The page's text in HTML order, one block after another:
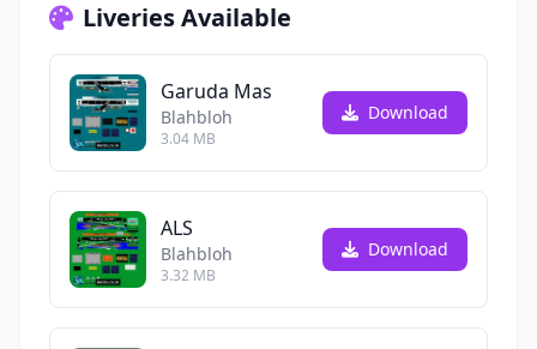
Liveries Available
Garuda Mas
Blahbloh
3.04 MB
Download
ALS
Blahbloh
3.32 MB
Download